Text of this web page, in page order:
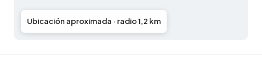
Ubicación aproximada · radio 1,2 km